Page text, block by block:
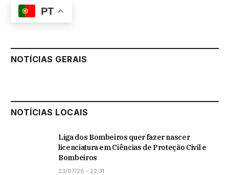
PT
NOTÍCIAS GERAIS
NOTÍCIAS LOCAIS
Liga dos Bombeiros quer fazer nascer
licenciatura em Ciências de Proteção Civil e
Bombeiros
23/07/26 - 22:31